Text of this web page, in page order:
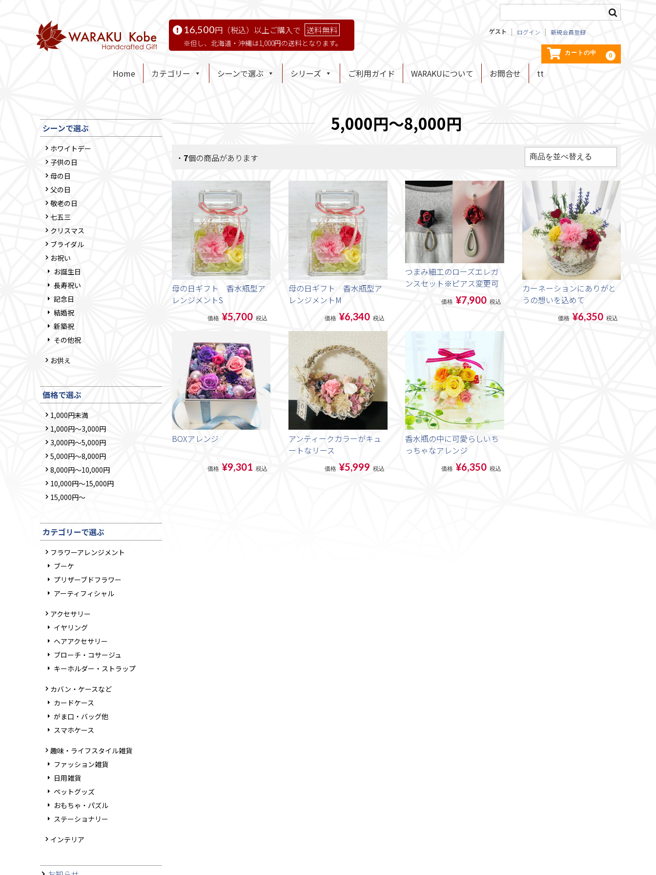
16,500円（税込）以上ご購入で 送料無料
但し、北海道・沖縄は1,000円の送料となります。
ゲスト ログイン 新規会員登録
カートの中 0
Home カテゴリー シーンで選ぶ シリーズ ご利用ガイド WARAKUについて お問合せ tt
5,000円～8,000円
・ 7個の商品があります
母の日ギフト 香水瓶型ア
レンジメントS
価格 ¥5,700 税込
母の日ギフト 香水瓶型ア
レンジメントM
価格 ¥6,340 税込
つまみ細工のローズエレガ
ンスセット※ピアス変更可
価格 ¥7,900 税込
カーネーションにありがと
うの想いを込めて
価格 ¥6,350 税込
BOXアレンジ
価格 ¥9,301 税込
アンティークカラーがキュ
ートなリース
価格 ¥5,999 税込
香水瓶の中に可愛らしいち
っちゃなアレンジ
価格 ¥6,350 税込
シーンで選ぶ
ホワイトデー
子供の日
母の日
父の日
敬老の日
七五三
クリスマス
ブライダル
お祝い
お誕生日
長寿祝い
記念日
結婚祝
新築祝
その他祝
お供え
価格で選ぶ
1,000円未満
1,000円～3,000円
3,000円～5,000円
5,000円～8,000円
8,000円～10,000円
10,000円～15,000円
15,000円～
カテゴリーで選ぶ
フラワーアレンジメント
ブーケ
プリザーブドフラワー
アーティフィシャル
アクセサリー
イヤリング
ヘアアクセサリー
ブローチ・コサージュ
キーホルダー・ストラップ
カバン・ケースなど
カードケース
がま口・バッグ他
スマホケース
趣味・ライフスタイル雑貨
ファッション雑貨
日用雑貨
ペットグッズ
おもちゃ・パズル
ステーショナリー
インテリア